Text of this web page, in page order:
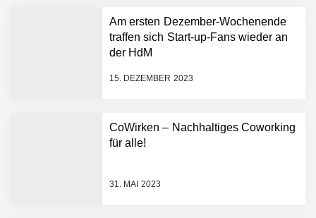
Am ersten Dezember-Wochenende
traffen sich Start-up-Fans wieder an
der HdM
15. DEZEMBER 2023
CoWirken – Nachhaltiges Coworking
für alle!
31. MAI 2023
Humanoider Roboter bringt
Hightech ins Stadion
Simulationsdienstleistung in
FiniteNow ermöglicht
Entwicklungsprozesse
Pyck im Employer Portrait